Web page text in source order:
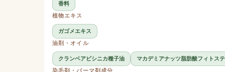
香料
植物エキス
ガゴメエキス
油剤・オイル
クランベアビシニカ種子油
マカデミアナッツ脂肪酸フィトス
染毛剤・パーマ剤成分